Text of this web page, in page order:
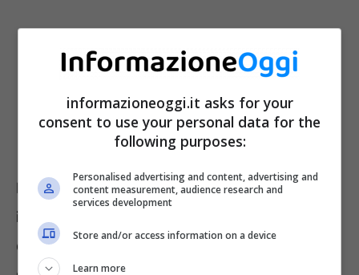
Il primo step è la determinazione della base
imponibile
quale sarà applicata l’aliquota di tassazione
informazioneoggi.it asks for your
consent to use your personal data for the
following purposes:
Personalised advertising and content, advertising and
content measurement, audience research and
services development
Store and/or access information on a device
Learn more